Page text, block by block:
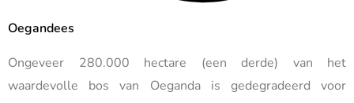
Oegandees
Ongeveer 280.000 hectare (een derde) van het
waardevolle bos van Oeganda is gedegradeerd voor